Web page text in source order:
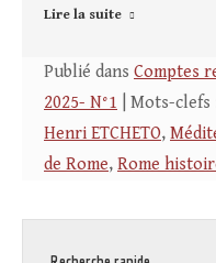
Lire la suite
Publié dans Comptes
2025- N°1 | Mots-clefs
Henri ETCHETO,
de Rome, Rome